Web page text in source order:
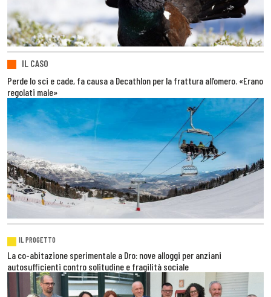
IL CASO
Perde lo sci e cade, fa causa a Decathlon per la frattura all’omero. «Erano
regolati male»
IL PROGETTO
La co-abitazione sperimentale a Dro: nove alloggi per anziani
autosufficienti contro solitudine e fragilità sociale